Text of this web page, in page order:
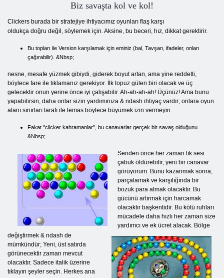
Biz savaşta kol ve kol!
Clickers burada bir stratejiye ihtiyacımız oyunları flaş karşı
oldukça doğru değil, söylemek için. Aksine, bu beceri, hız, dikkat gerektirir.
Bu topları ile Version karşılamak için eminiz (bal, Tavşan, ifadeler, onları
çağırabilir). &Nbsp;
nesne, mesafe yüzmek gibiydi, giderek boyut artan, ama yine reddetti,
böylece fare ile tıklamanız gerekiyor. İlk topuz gülen biri olacak ve üç
gelecektir onun yerine önce iyi çalışabilir. Ah-ah-ah-ah! Üçünüz! Ama bunu
yapabilirsin, daha onlar sizin yardımınıza & ndash ihtiyaç vardır; onlara oyun
alanı sınırları tarafı ile temas böylece büyümek izin vermeyin.
Fakat "clicker kahramanlar", bu canavarlar gerçek bir savaş olduğunu.
&Nbsp;
Senden önce her zaman tık sesi
çabuk öldürebilir, yeni bir canavar
görüyorum. Bunu kazanmak sonra,
parçalamak ve karşılığında bir
bozuk para atmak olacaktır. Bu
gücünü artırmak için harcamak
olacaktır başkentidir. Bu kötü ruhları
mücadele daha hızlı her zaman size
yardımcı ve ek ücret alacak. Bölge
değiştirmek & ndash de
mümkündür; Yeni, üst satırda
görünecektir zaman mevcut
olacaktır. Sadece italik üzerine
tıklayın şeyler seçin. Herkes ana